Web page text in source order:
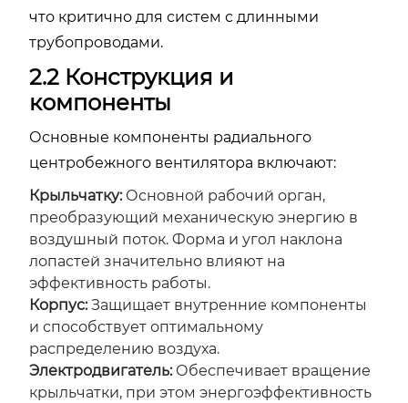
что критично для систем с длинными
трубопроводами.
2.2 Конструкция и
компоненты
Основные компоненты радиального
центробежного вентилятора включают:
Крыльчатку:Основной рабочий орган,
преобразующий механическую энергию в
воздушный поток. Форма и угол наклона
лопастей значительно влияют на
эффективность работы.
Корпус:Защищает внутренние компоненты
и способствует оптимальному
распределению воздуха.
Электродвигатель:Обеспечивает вращение
крыльчатки, при этом энергоэффективность